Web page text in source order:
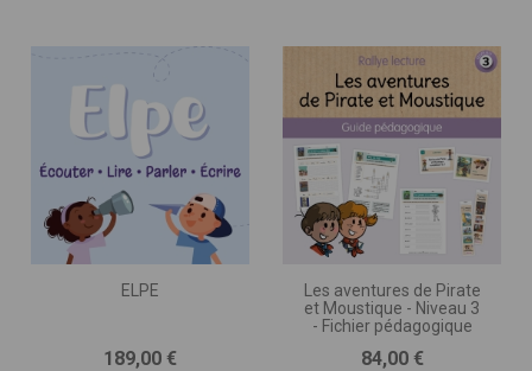
ELPE
Prix
189,00 €
Les aventures de Pirate
et Moustique - Niveau 3
- Fichier pédagogique
Prix
84,00 €